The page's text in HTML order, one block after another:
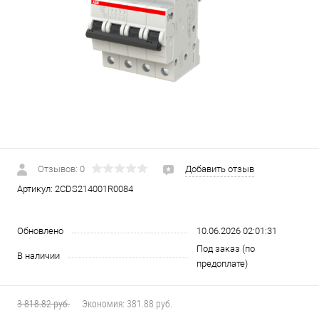
Отзывов: 0
Добавить отзыв
Артикул: 2CDS214001R0084
Обновлено 10.06.2026 02:01:31
В наличии
Под заказ (по
предоплате)
3 818.82 руб. Экономия: 381.88 руб.